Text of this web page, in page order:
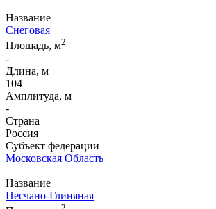
Название
Снеговая
Площадь, м2
-
Длина, м
104
Амплитуда, м
-
Страна
Россия
Субъект федерации
Московская Область
Название
Песчано-Глиняная